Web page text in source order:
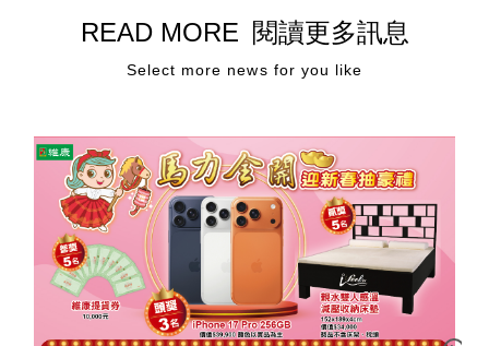
READ MORE 閱讀更多訊息
Select more news for you like